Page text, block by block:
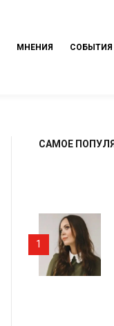
МНЕНИЯ СОБЫТИЯ
САМОЕ
1